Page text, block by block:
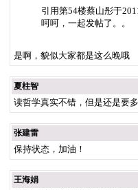
引用第54楼蔡山彤于
呵呵，一起发帖了。。
是啊，貌似大家都是这么晚哦
夏柱智
读哲学真实不错，但是还是要
张建雷
保持状态，加油！
王海娟